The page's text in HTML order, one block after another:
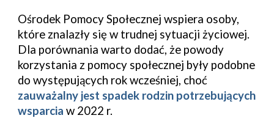
Ośrodek Pomocy Społecznej wspiera osoby,
które znalazły się w trudnej sytuacji życiowej.
Dla porównania warto dodać, że powody
korzystania z pomocy społecznej były podobne
do występujących rok wcześniej, choć
zauważalny jest spadek rodzin potrzebujących
wsparcia w 2022 r.